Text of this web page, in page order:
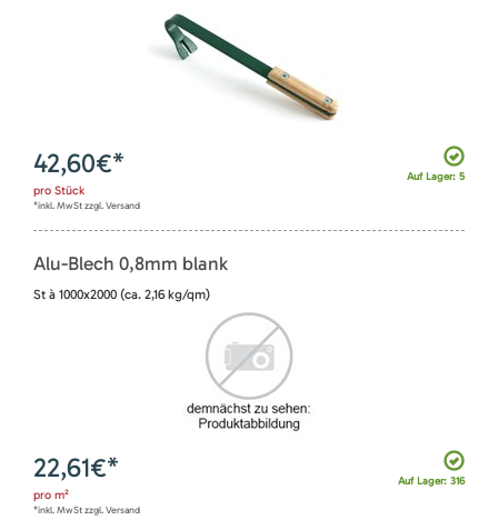
Auf Lager: 5
42,60€*
pro Stück
*inkl. MwSt zzgl. Versand
Alu-Blech 0,8mm blank
St à 1000x2000 (ca. 2,16 kg/qm)
Auf Lager: 316
22,61€*
pro m²
*inkl. MwSt zzgl. Versand